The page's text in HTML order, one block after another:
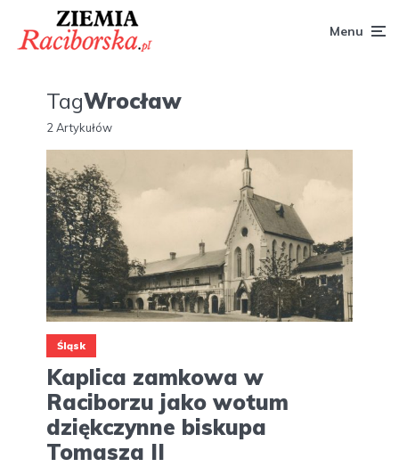
Menu
TagWrocław
2 Artykułów
Śląsk
Kaplica zamkowa w
Raciborzu jako wotum
dziękczynne biskupa
Tomasza II